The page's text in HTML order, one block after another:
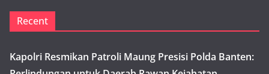
Recent
Kapolri Resmikan Patroli Maung Presisi Polda Banten: